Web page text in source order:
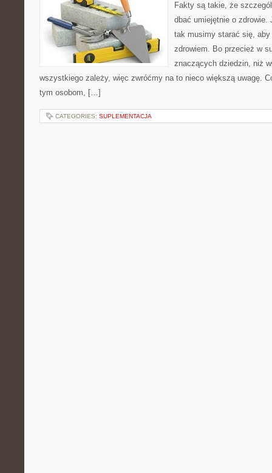
Fakty są takie, że
dbać umiejętnie o
tak musimy starać się,
zdrowiem. Bo przecież w
znaczących dziedzin, niż
wszystkiego zależy, więc zwróćmy na to nieco większą uwagę.
tym osobom, […]
CATEGORIES: SUPLEMENTACJA